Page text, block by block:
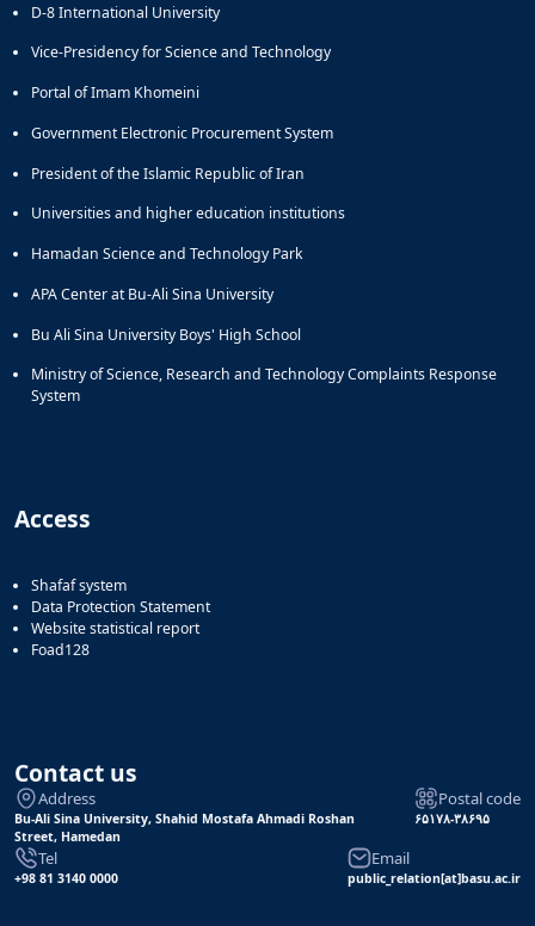
D-8 International University
Vice-Presidency for Science and Technology
Portal of Imam Khomeini
Government Electronic Procurement System
President of the Islamic Republic of Iran
Universities and higher education institutions
Hamadan Science and Technology Park
APA Center at Bu-Ali Sina University
Bu Ali Sina University Boys' High School
Ministry of Science, Research and Technology Complaints Response
System
Access
Shafaf system
Data Protection Statement
Website statistical report
Foad128
Contact us
Address
Bu-Ali Sina University, Shahid Mostafa Ahmadi Roshan
Street, Hamedan
Postal code
۶۵۱۷۸-۳۸۶۹۵
Tel
+98 81 3140 0000
Email
public_relation[at]basu.ac.ir